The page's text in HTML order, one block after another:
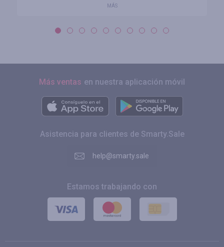
MÁS
Más ventas en nuestra aplicación móvil
Asistencia para clientes de Smarty.Sale
help@smarty.sale
Estamos trabajando con